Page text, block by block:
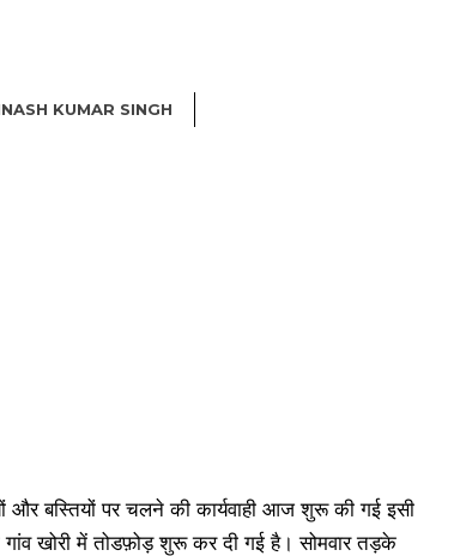
KUMAR SINGH
और बस्तियों पर चलने की कार्यवाही आज शुरू की गई इसी
गांव खोरी में तोडफ़ोड़ शुरू कर दी गई है। सोमवार तड़के